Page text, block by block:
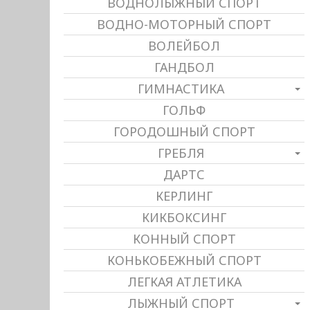
ВОДНО-МОТОРНЫЙ СПОРТ
ВОЛЕЙБОЛ
ГАНДБОЛ
ГИМНАСТИКА
ГОЛЬФ
ГОРОДОШНЫЙ СПОРТ
ГРЕБЛЯ
ДАРТС
КЕРЛИНГ
КИКБОКСИНГ
КОННЫЙ СПОРТ
КОНЬКОБЕЖНЫЙ СПОРТ
ЛЕГКАЯ АТЛЕТИКА
ЛЫЖНЫЙ СПОРТ